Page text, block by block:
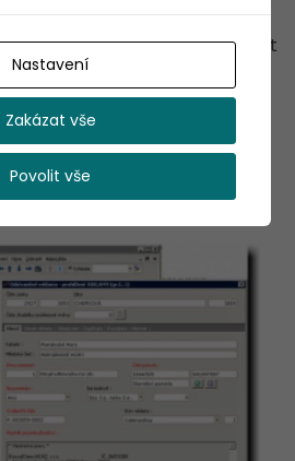
systémové vrstvy parcel.
z portálu ČÚZK. Příslušnost
omezení probíhá rovněž
umístění v mapě.
charakteru slouží k umístění
Nastavení
Zakázat vše
Povolit vše